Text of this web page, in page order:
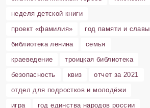
неделя детской книги
проект «фамилия»
год памяти и славы
библиотека ленина
семья
краеведение
троицкая библиотека
безопасность
квиз
отчет за 2021
отдел для подростков и молодёжи
игра
год единства народов россии